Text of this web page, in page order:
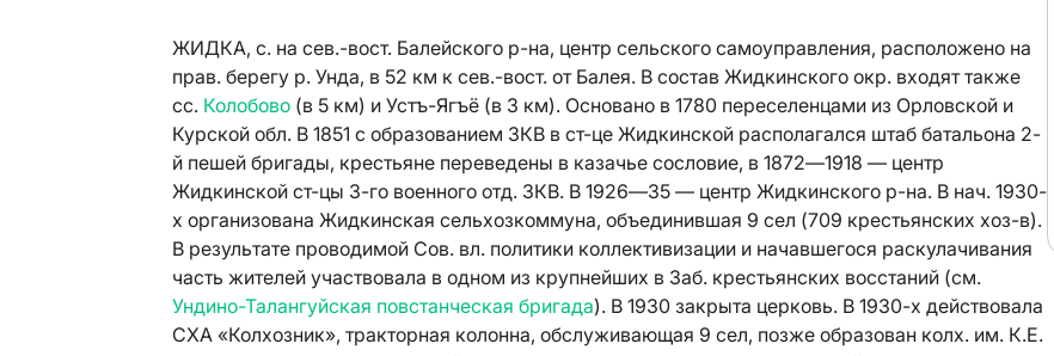
ЖИДКА, с. на сев.-вост. Балейского р-на, центр сельского самоуправления, расположено на
прав. берегу р. Унда, в 52 км к сев.-вост. от Балея. В состав Жидкинского окр. входят также
сс. Колобово (в 5 км) и Устъ-Ягъё (в 3 км). Основано в 1780 переселенцами из Орловской и
Курской обл. В 1851 с образованием ЗКВ в ст-це Жидкинской располагался штаб батальона 2-
й пешей бригады, крестьяне переведены в казачье сословие, в 1872—1918 — центр
Жидкинской ст-цы 3-го военного отд. ЗКВ. В 1926—35 — центр Жидкинского р-на. В нач. 1930-
х организована Жидкинская сельхозкоммуна, объединившая 9 сел (709 крестьянских хоз-в).
В результате проводимой Сов. вл. политики коллективизации и начавшегося раскулачивания
часть жителей участвовала в одном из крупнейших в Заб. крестьянских восстаний (см.
Ундино-Талангуйская повстанческая бригада). В 1930 закрыта церковь. В 1930-х действовала
СХА «Колхозник», тракторная колонна, обслуживающая 9 сел, позже образован колх. им. К.Е.